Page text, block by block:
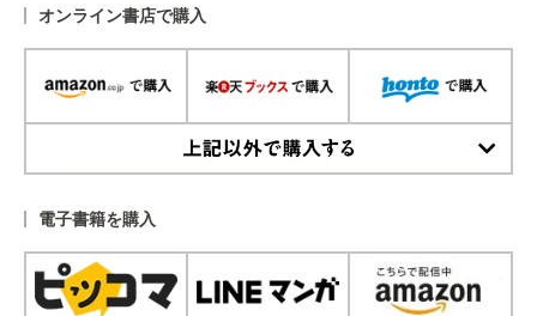
オンライン書店で購入
電子書籍を購入